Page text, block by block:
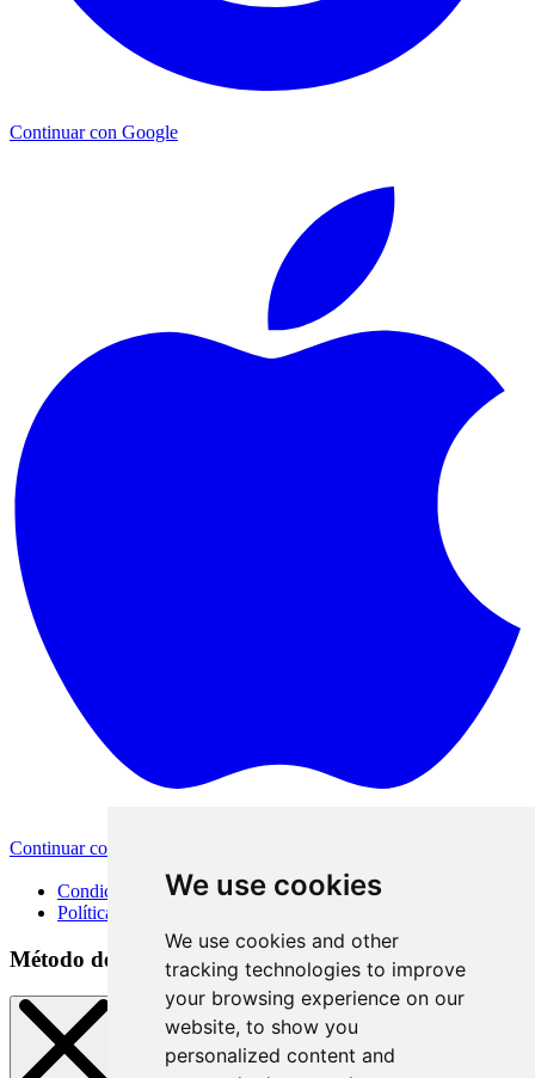
We use cookies
We use cookies and other
tracking technologies to improve
your browsing experience on our
website, to show you
personalized content and
Continuar con Google
Continuar con Apple
Condiciones de uso
Política de privacidad
Método de inicio de sesión